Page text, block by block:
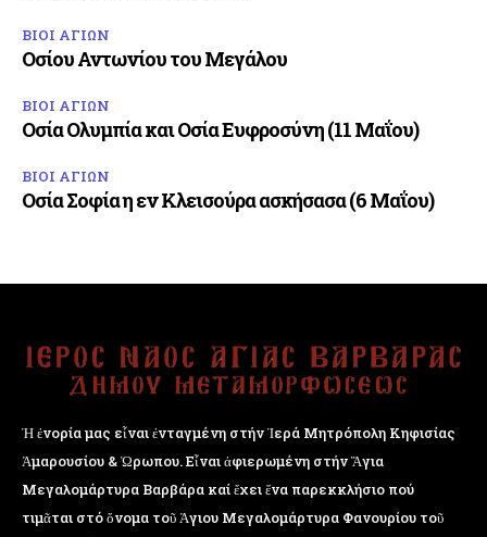
ΒΙΟΙ ΑΓΙΩΝ
Οσίου Αντωνίου του Μεγάλου
ΒΙΟΙ ΑΓΙΩΝ
Οσία Ολυμπία και Οσία Ευφροσύνη (11 Μαΐου)
ΒΙΟΙ ΑΓΙΩΝ
Οσία Σοφία η εν Κλεισούρα ασκήσασα (6 Μαΐου)
Ἡ ἐνορία μας εἶναι ἐνταγμένη στήν Ἱερά Μητρόπολη Κηφισίας
Ἁμαρουσίου & Ὠρωπου. Εἶναι ἀφιερωμένη στήν Ἅγια
Μεγαλομάρτυρα Βαρβάρα καί ἔχει ἕνα παρεκκλήσιο πού
τιμᾶται στό ὄνομα τοῦ Ἁγιου Μεγαλομάρτυρα Φανουρίου τοῦ